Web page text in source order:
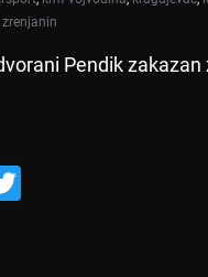
zrenjanin
Pendik